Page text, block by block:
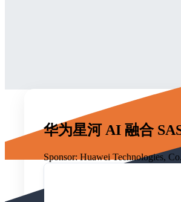
华为星河 AI 融合
Sponsor: Huawei Technologies,